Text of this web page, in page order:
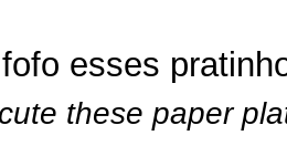
esses
these paper